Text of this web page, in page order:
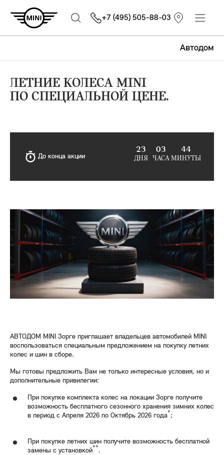
Автодом
+7 (495) 505-88-03
ЛЕТНИЕ КОЛЕСА MINI
ПО СПЕЦИАЛЬНОЙ ЦЕНЕ.
До конца акции
23 03 44
АВТОДОМ MINI Зорге приглашает владельцев автомобилей MINI
воспользоваться специальным предложением на покупку летних
колес и шин в сборе.
Мы готовы предложить Вам не только интересные условия, но и
дополнительные привилегии:
При покупке комплекта колес на локации Зорге получите
возможность бесплатного сезонного хранения зимних колес
в период с Апреля 2026 по Октябрь 2026 года*;
При покупке летних шин получите возможность бесплатной
замены с установкой**.